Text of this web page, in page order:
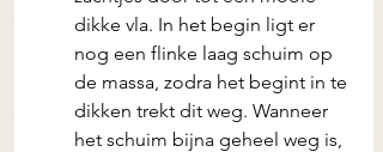
dikke vla. In het begin ligt er
nog een flinke laag schuim op
de massa, zodra het begint in te
dikken trekt dit weg. Wanneer
het schuim bijna geheel weg is,